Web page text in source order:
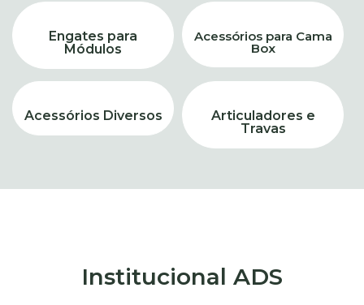
Engates para
Módulos
Acessórios para Cama
Box
Acessórios Diversos
Articuladores e
Travas
Institucional ADS